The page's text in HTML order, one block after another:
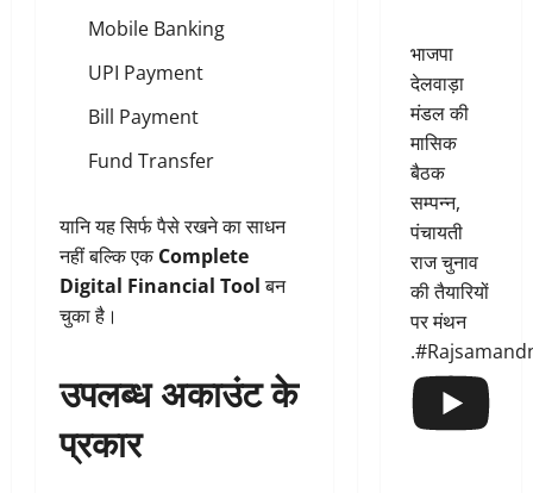
Mobile Banking
UPI Payment
Bill Payment
Fund Transfer
यानि यह सिर्फ पैसे रखने का साधन
नहीं बल्कि एकComplete
Digital Financial Toolबन
चुका है।
उपलब्ध अकाउंट के
प्रकार
भाजपा
देलवाड़ा
मंडल की
मासिक
बैठक
सम्पन्न,
पंचायती
राज चुनाव
की तैयारियों
पर मंथन